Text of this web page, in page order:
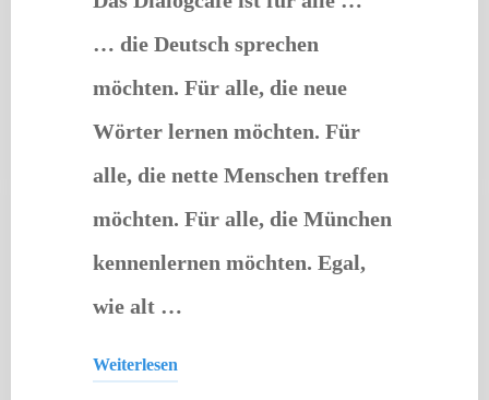
… die Deutsch sprechen
möchten. Für alle, die neue
Wörter lernen möchten. Für
alle, die nette Menschen treffen
möchten. Für alle, die München
kennenlernen möchten. Egal,
wie alt …
Weiterlesen